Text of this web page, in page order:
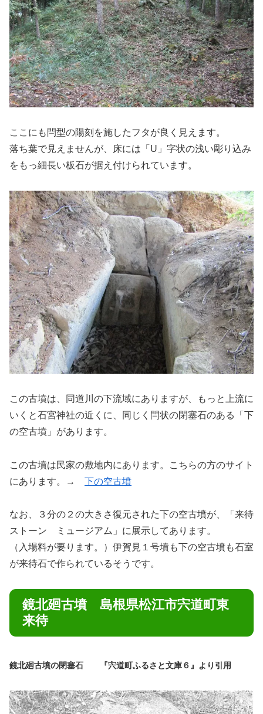
ここにも閂型の陽刻を施したフタが良く見えます。
落ち葉で見えませんが、床には「U」字状の浅い彫り込み
をもっ細長い板石が据え付けられています。
この古墳は、同道川の下流域にありますが、もっと上流に
いくと石宮神社の近くに、同じく閂状の閉塞石のある「下
の空古墳」があります。
この古墳は民家の敷地内にあります。こちらの方のサイト
にあります。→ 下の空古墳
なお、３分の２の大きさ復元された下の空古墳が、「来待
ストーン ミュージアム」に展示してあります。
（入場料が要ります。）伊賀見１号墳も下の空古墳も石室
が来待石で作られているそうです。
鏡北廻古墳 島根県松江市宍道町東
来待
鏡北廻古墳の閉塞石 『宍道町ふるさと文庫６』より引用